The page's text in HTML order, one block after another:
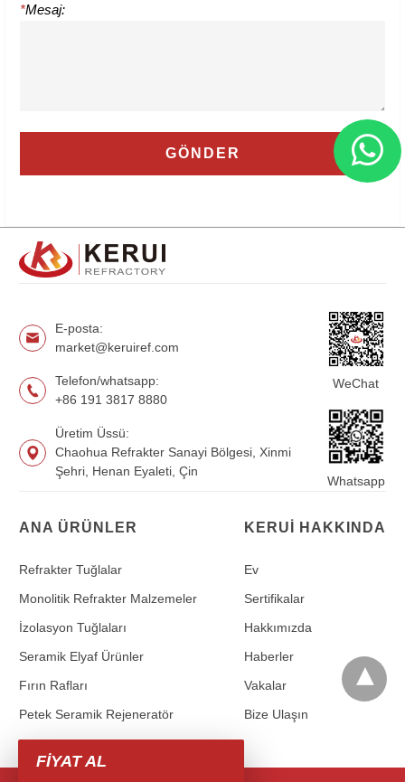
*Mesaj:
E-posta:
market@keruiref.com
Telefon/whatsapp:
+86 191 3817 8880
Üretim Üssü:
Chaohua Refrakter Sanayi Bölgesi, Xinmi
Şehri, Henan Eyaleti, Çin
WeChat
Whatsapp
ANA ÜRÜNLER
Refrakter Tuğlalar
Monolitik Refrakter Malzemeler
İzolasyon Tuğlaları
Seramik Elyaf Ürünler
Fırın Rafları
Petek Seramik Rejeneratör
KERUI HAKKINDA
Ev
Sertifikalar
Hakkımızda
Haberler
Vakalar
Bize Ulaşın
FİYAT AL